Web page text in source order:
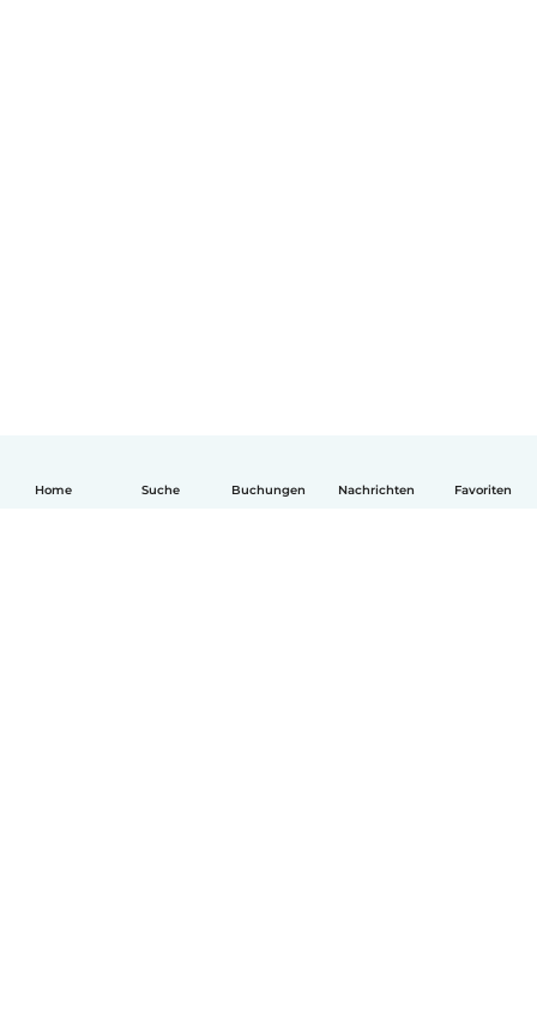
Home Suche Buchungen Nachrichten Favoriten